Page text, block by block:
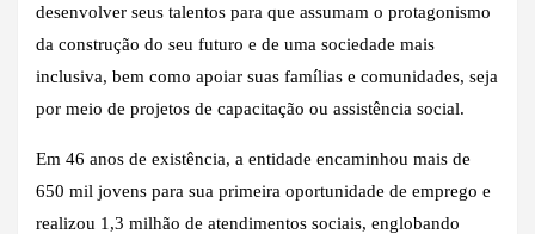
desenvolver seus talentos para que assumam o protagonismo
da construção do seu futuro e de uma sociedade mais
inclusiva, bem como apoiar suas famílias e comunidades, seja
por meio de projetos de capacitação ou assistência social.
Em 46 anos de existência, a entidade encaminhou mais de
650 mil jovens para sua primeira oportunidade de emprego e
realizou 1,3 milhão de atendimentos sociais, englobando